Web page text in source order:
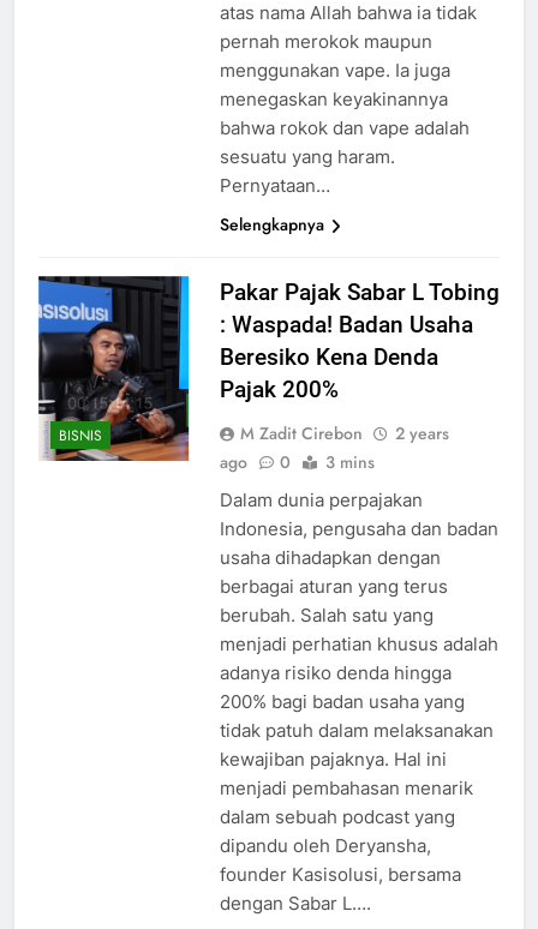
atas nama Allah bahwa ia tidak
pernah merokok maupun
menggunakan vape. Ia juga
menegaskan keyakinannya
bahwa rokok dan vape adalah
sesuatu yang haram.
Pernyataan…
Selengkapnya
BISNIS
Pakar Pajak Sabar L Tobing
: Waspada! Badan Usaha
Beresiko Kena Denda
Pajak 200%
M Zadit Cirebon
2 years
ago
0 3 mins
Dalam dunia perpajakan
Indonesia, pengusaha dan badan
usaha dihadapkan dengan
berbagai aturan yang terus
berubah. Salah satu yang
menjadi perhatian khusus adalah
adanya risiko denda hingga
200% bagi badan usaha yang
tidak patuh dalam melaksanakan
kewajiban pajaknya. Hal ini
menjadi pembahasan menarik
dalam sebuah podcast yang
dipandu oleh Deryansha,
founder Kasisolusi, bersama
dengan Sabar L….